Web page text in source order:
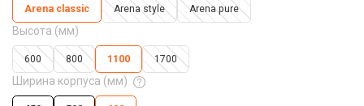
Arena classic Arena style Arena pure
Высота (мм)
600 800 1100 1700
Ширина корпуса (мм)